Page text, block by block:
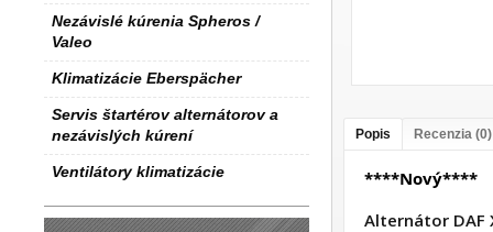
Nezávislé kúrenia Spheros /
Valeo
Klimatizácie Eberspächer
Servis štartérov alternátorov a
nezávislých kúrení
Ventilátory klimatizácie
Popis Recenzia (0)
****Nový****
Alternátor DAF